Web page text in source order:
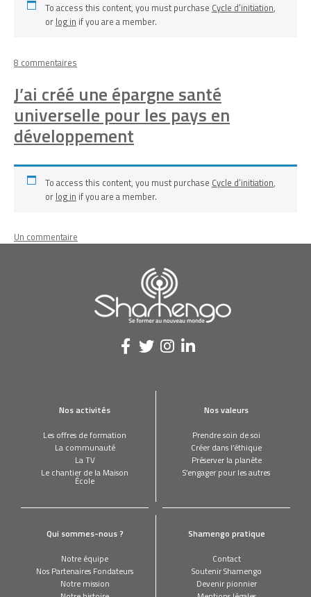
paysans
africains
pauvres
To access this content, you must purchase Cycle d’initiation,
or log in if you are a member.
8 commentaires
créé
l’agriculture
en
sac
J’ai créé une épargne santé
universelle pour les pays en
développement
To access this content, you must purchase Cycle d’initiation,
or log in if you are a member.
Un commentaire
épargne
santé
universelle
Nos activités
Les offres de formation
La communauté
La TV
Le chantier de la Maison
École
Nos valeurs
Prendre soin de soi
Créer dans l’éthique
Préserver la planète
S’engager pour les autres
Qui sommes-nous ?
Notre équipe
Nos Partenaires Fondateurs
Notre mission
Shamengo pratique
Contact
Soutenir Shamengo
Devenir pionnier